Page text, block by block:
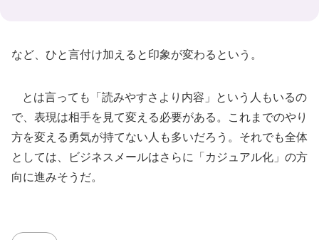
など、ひと言付け加えると印象が変わるという。
とは言っても「読みやすさより内容」という人もいるの
で、表現は相手を見て変える必要がある。これまでのやり
方を変える勇気が持てない人も多いだろう。それでも全体
としては、ビジネスメールはさらに「カジュアル化」の方
向に進みそうだ。